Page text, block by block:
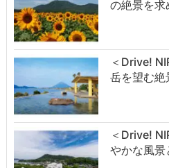
の絶景を
＜Drive!
岳を望む
＜Drive!
やかな風